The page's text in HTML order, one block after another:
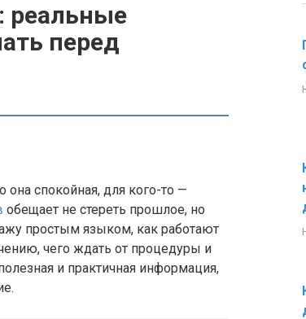
реальные
перед
спокойная, для кого-то —
обещает не стереть прошлое, но
простым языком, как работают
чего ждать от процедуры и
и практичная информация,